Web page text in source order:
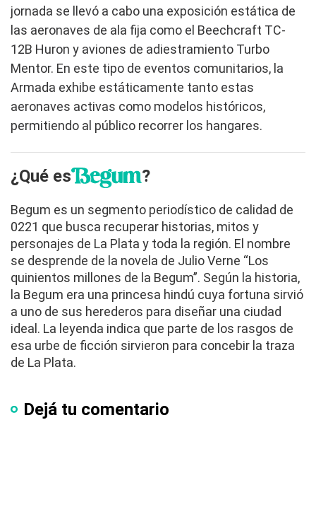
jornada se llevó a cabo una exposición estática de
las aeronaves de ala fija como el Beechcraft TC-
12B Huron y aviones de adiestramiento Turbo
Mentor. En este tipo de eventos comunitarios, la
Armada exhibe estáticamente tanto estas
aeronaves activas como modelos históricos,
permitiendo al público recorrer los hangares.
¿Qué es ?
Begum es un segmento periodístico de calidad de
0221 que busca recuperar historias, mitos y
personajes de La Plata y toda la región. El nombre
se desprende de la novela de Julio Verne “Los
quinientos millones de la Begum”. Según la historia,
la Begum era una princesa hindú cuya fortuna sirvió
a uno de sus herederos para diseñar una ciudad
ideal. La leyenda indica que parte de los rasgos de
esa urbe de ficción sirvieron para concebir la traza
de La Plata.
Dejá tu comentario